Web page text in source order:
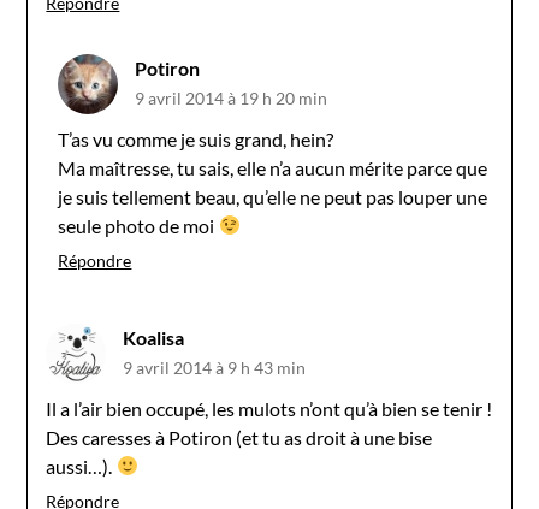
Potiron
9 avril 2014 à 19 h 20 min
T’as vu comme je suis grand, hein?
Ma maîtresse, tu sais, elle n’a aucun mérite parce que
je suis tellement beau, qu’elle ne peut pas louper une
seule photo de moi
Répondre
Koalisa
9 avril 2014 à 9 h 43 min
Il a l’air bien occupé, les mulots n’ont qu’à bien se tenir !
Des caresses à Potiron (et tu as droit à une bise
aussi…).
Répondre